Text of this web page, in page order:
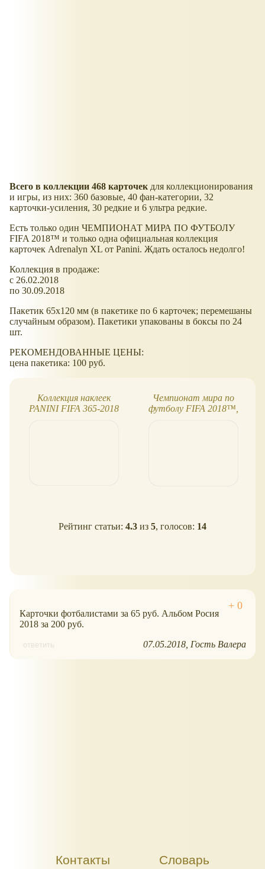
Всего в коллекции 468 карточек для коллекционирования
и игры, из них: 360 базовые, 40 фан-категории, 32
карточки-усиления, 30 редкие и 6 ультра редкие.
Есть только один ЧЕМПИОНАТ МИРА ПО ФУТБОЛУ
FIFA 2018™ и только одна официальная коллекция
карточек Adrenalyn XL от Panini. Ждать осталось недолго!
Коллекция в продаже:
с 26.02.2018
по 30.09.2018
Пакетик 65x120 мм (в пакетике по 6 карточек; перемешаны
случайным образом). Пакетики упакованы в боксы по 24
шт.
РЕКОМЕНДОВАННЫЕ ЦЕНЫ:
цена пакетика: 100 руб.
Коллекция наклеек
PANINI FIFA 365-2018
Чемпионат мира по
футболу FIFA 2018™,
Рейтинг статьи: 4.3 из 5, голосов: 14
Карточки фотбалистами за 65 руб. Альбом Росия
2018 за 200 руб.
ответить 07.05.2018 Гость Валера
Контакты Словарь